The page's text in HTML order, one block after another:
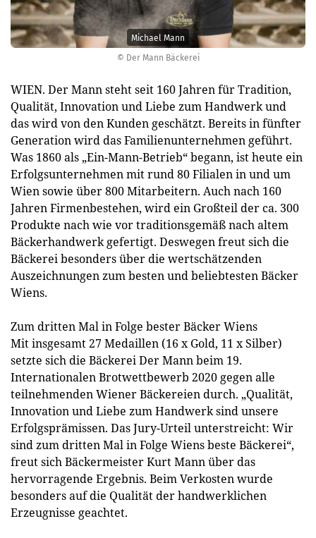
© Der Mann Bäckerei
Michael Mann
WIEN. Der Mann steht seit 160 Jahren für Tradition,
Qualität, Innovation und Liebe zum Handwerk und
das wird von den Kunden geschätzt. Bereits in fünfter
Generation wird das Familienunternehmen geführt.
Was 1860 als „Ein-Mann-Betrieb“ begann, ist heute ein
Erfolgsunternehmen mit rund 80 Filialen in und um
Wien sowie über 800 Mitarbeitern. Auch nach 160
Jahren Firmenbestehen, wird ein Großteil der ca. 300
Produkte nach wie vor traditionsgemäß nach altem
Bäckerhandwerk gefertigt. Deswegen freut sich die
Bäckerei besonders über die wertschätzenden
Auszeichnungen zum besten und beliebtesten Bäcker
Wiens.
Zum dritten Mal in Folge bester Bäcker Wiens
Mit insgesamt 27 Medaillen (16 x Gold, 11 x Silber)
setzte sich die Bäckerei Der Mann beim 19.
Internationalen Brotwettbewerb 2020 gegen alle
teilnehmenden Wiener Bäckereien durch. „Qualität,
Innovation und Liebe zum Handwerk sind unsere
Erfolgsprämissen. Das Jury-Urteil unterstreicht: Wir
sind zum dritten Mal in Folge Wiens beste Bäckerei“,
freut sich Bäckermeister Kurt Mann über das
hervorragende Ergebnis. Beim Verkosten wurde
besonders auf die Qualität der handwerklichen
Erzeugnisse geachtet.